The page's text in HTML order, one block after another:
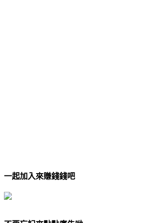
一起加入來賺錢錢吧